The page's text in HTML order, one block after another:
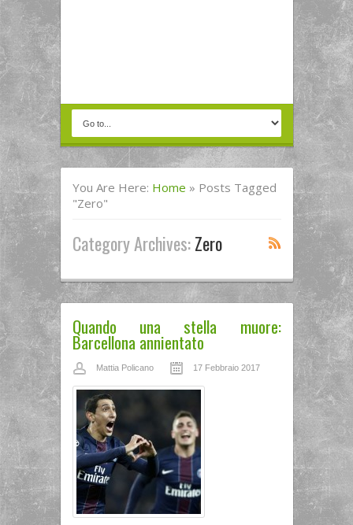
You Are Here: Home » Posts Tagged
"zero"
Category Archives:Zero
Quando una stella muore:
Barcellona annientato
Mattia Policano 17 Febbraio 2017